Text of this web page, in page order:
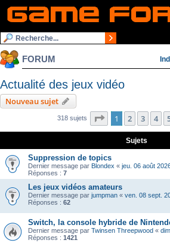
FORUM
Actualité des jeux vidéo
Nouveau sujet
318 sujets Page 1sur7
1 2 3 4
Sujets
Suppression de topics
Dernier message par Blondex « jeu. 06 août
Réponses : 7
Les jeux vidéos amateurs
Dernier message par jumpman « ven. 08 sept.
Réponses : 62
Switch, la console hybride de
Dernier message par Twinsen Threepwood «
Réponses : 1421